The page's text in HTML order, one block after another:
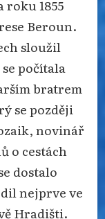
roku 1855
Beroun.
sloužil
počítala
bratrem
se později
novinář
o cestách
dostalo
nejprve ve
Hradišti.